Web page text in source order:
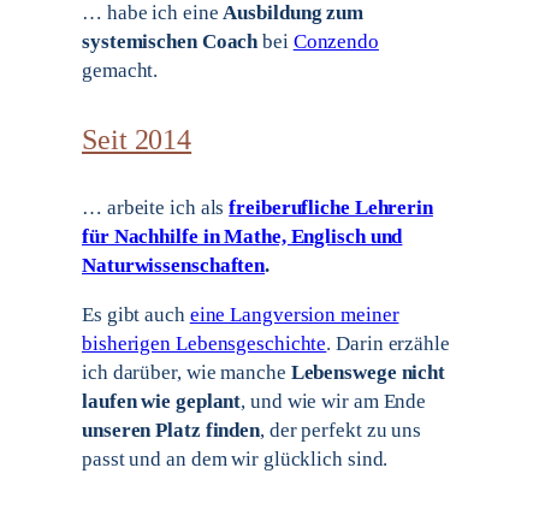
… habe ich eineAusbildung zum
systemischen Coachbei Conzendo
gemacht.
Seit 2014
… arbeite ich alsfreiberufliche Lehrerin
für Nachhilfe in Mathe, Englisch und
Naturwissenschaften.
Es gibt auch eine Langversion meiner
bisherigen Lebensgeschichte. Darin erzähle
ich darüber, wie manche Lebenswege nicht
laufen wie geplant, und wie wir am Ende
unseren Platz finden, der perfekt zu uns
passt und an dem wir glücklich sind.